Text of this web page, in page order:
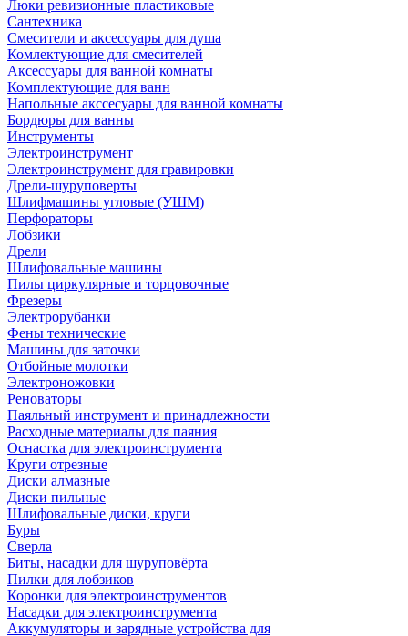
Люки ревизионные пластиковые
Сантехника
Смесители и аксессуары для душа
Комлектующие для смесителей
Аксессуары для ванной комнаты
Комплектующие для ванн
Напольные акссесуары для ванной комнаты
Бордюры для ванны
Инструменты
Электроинструмент
Электроинструмент для гравировки
Дрели-шуруповерты
Шлифмашины угловые (УШМ)
Перфораторы
Лобзики
Дрели
Шлифовальные машины
Пилы циркулярные и торцовочные
Фрезеры
Электрорубанки
Фены технические
Машины для заточки
Отбойные молотки
Электроножовки
Реноваторы
Паяльный инструмент и принадлежности
Расходные материалы для паяния
Оснастка для электроинструмента
Круги отрезные
Диски алмазные
Диски пильные
Шлифовальные диски, круги
Буры
Сверла
Биты, насадки для шуруповёрта
Пилки для лобзиков
Коронки для электроинструментов
Насадки для электроинструмента
Аккумуляторы и зарядные устройства для